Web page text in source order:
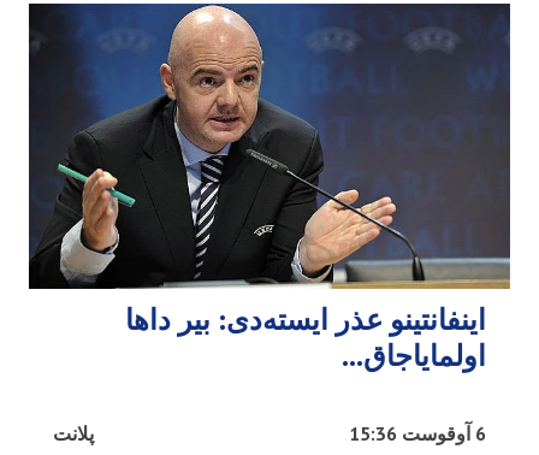
اینفانتینو عذر ایسته‌دی: بیر داها
اولمایاجاق…
پلانت 6 آوقوست 15:36